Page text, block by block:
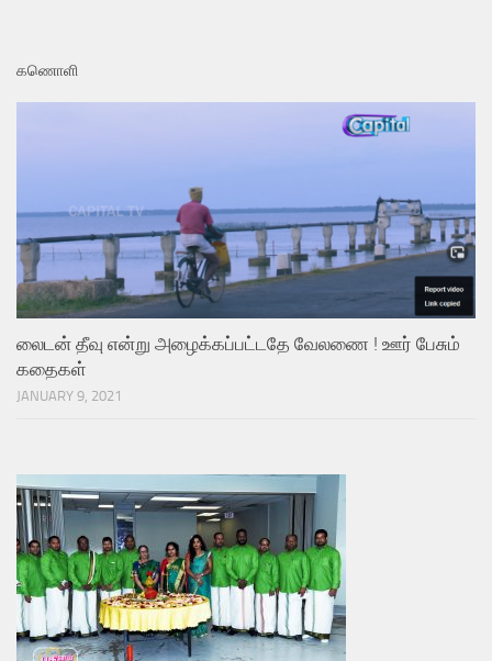
கணொளி
லைடன் தீவு என்று அழைக்கப்பட்டதே வேலணை ! ஊர் பேசும்
கதைகள்
JANUARY 9, 2021